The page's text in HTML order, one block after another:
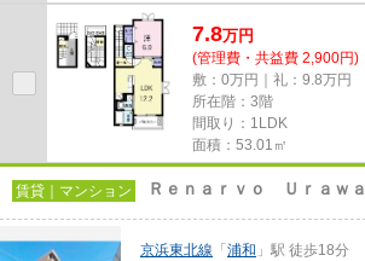
7.8万円
(管理費・共益費 2,900円)
敷：0万円｜礼：9.8万円
所在階：3階
間取り：1LDK
面積：53.01㎡
賃貸｜マンション Ｒｅｎａｒｖｏ Ｕｒａｗａ
京浜東北線 「 浦和 」駅 徒歩18分